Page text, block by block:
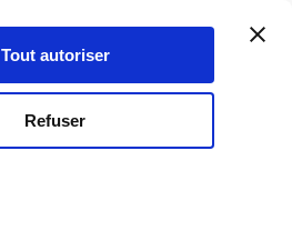
Tout autoriser
Refuser
Se connecter